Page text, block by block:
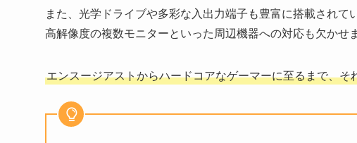
また、光学ドライブや多彩な入出力端子も豊富に搭載され
高解像度の複数モニターといった周辺機器への対応も欠かせま
エンスージアストからハードコアなゲーマーに至るまで、